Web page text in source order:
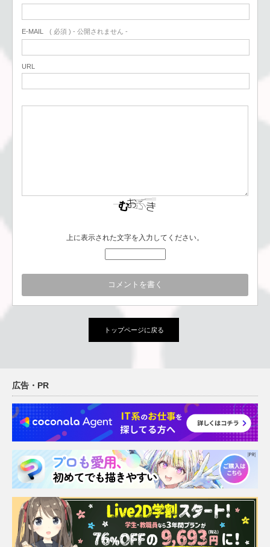
E-MAIL ( 必須 ) - 公開されません -
URL
上に表示された文字を入力してください。
トップページに戻る
広告・PR